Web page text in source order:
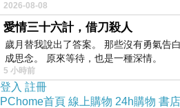
的墨客，在京城的古玩肆裡
2026-08-08
愛情三十六計，借刀殺人
歲月替我說出了答案。 那些沒有勇氣告
成思念。 原來等待，也是一種深情。
5 小時前
登入 註冊
PChome首頁 線上購物 24h購物 書店